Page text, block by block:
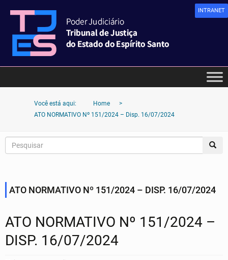
INTRANET
Você está aqui: Home
>
ATO NORMATIVO Nº 151/2024 – Disp. 16/07/2024
ATO NORMATIVO Nº 151/2024 – DISP. 16/07/2024
ATO NORMATIVO Nº 151/2024 –
DISP. 16/07/2024